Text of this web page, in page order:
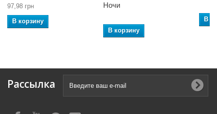
97,98 грн
В корзину
Ночи
В корзину
В
Рассылка